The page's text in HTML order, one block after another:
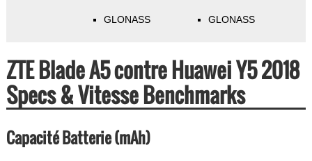
GLONASS GLONASS
ZTE Blade A5 contre Huawei Y5 2018
Specs & Vitesse Benchmarks
Capacité Batterie (mAh)